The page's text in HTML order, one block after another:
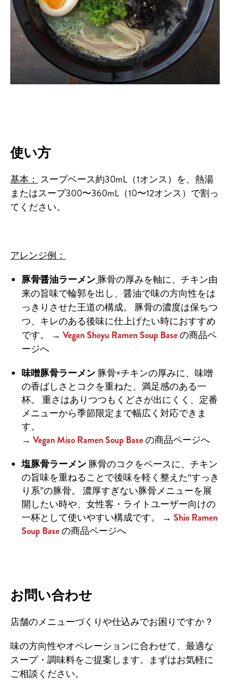
使い方
基本： スープベース約30mL（1オンス）を、熱湯
またはスープ300〜360mL（10〜12オンス）で割っ
てください。
アレンジ例：
豚骨醤油ラーメン豚骨の厚みを軸に、チキン由
来の旨味で輪郭を出し、醤油で味の方向性をは
っきりさせた王道の構成。
豚骨の濃度は保ちつ
つ、キレのある後味に仕上げたい時におすすめ
です。
→Vegan Shoyu Ramen Soup Baseの商品ペ
ージへ
味噌豚骨ラーメン豚骨×チキンの厚みに、味噌
の香ばしさとコクを重ねた、満足感のある一
杯。
重さはありつつもくどさが出にくく、定番
メニューから季節限定まで幅広く対応できま
す。
→Vegan Miso Ramen Soup Baseの商品ページへ
塩豚骨ラーメン豚骨のコクをベースに、チキン
の旨味を重ねることで後味を軽く整えた“すっき
り系”の豚骨。
濃厚すぎない豚骨メニューを展
開したい時や、女性客・ライトユーザー向けの
一杯として使いやすい構成です。
→Shio Ramen
Soup Baseの商品ページへ
お問い合わせ
店舗のメニューづくりや仕込みでお困りですか？
味の方向性やオペレーションに合わせて、最適な
スープ・調味料をご提案します。まずはお気軽に
ご相談ください。